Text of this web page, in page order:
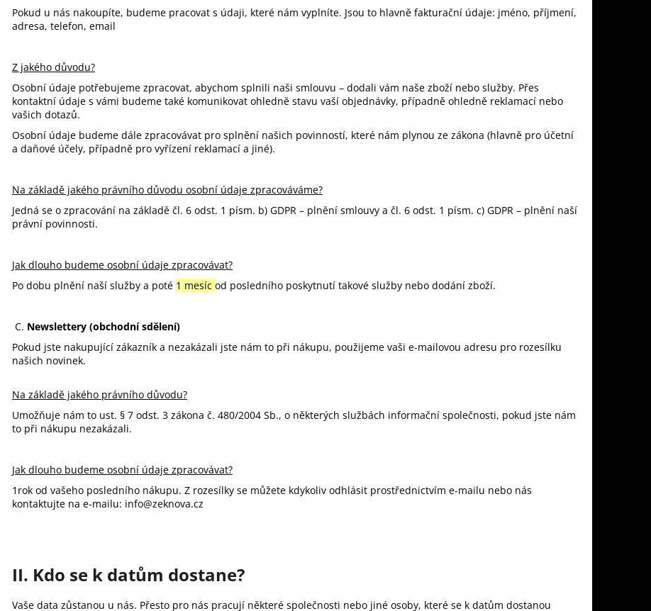
Pokud u nás nakoupíte, budeme pracovat s údaji, které nám vyplníte. Jsou to hlavně fakturační údaje: jméno, příjmení,
adresa, telefon, email
Z jakého důvodu?
Osobní údaje potřebujeme zpracovat, abychom splnili naši smlouvu – dodali vám naše zboží nebo služby. Přes
kontaktní údaje s vámi budeme také komunikovat ohledně stavu vaší objednávky, případně ohledně reklamací nebo
vašich dotazů.
Osobní údaje budeme dále zpracovávat pro splnění našich povinností, které nám plynou ze zákona (hlavně pro účetní
a daňové účely, případně pro vyřízení reklamací a jiné).
Na základě jakého právního důvodu osobní údaje zpracováváme?
Jedná se o zpracování na základě čl. 6 odst. 1 písm. b) GDPR – plnění smlouvy a čl. 6 odst. 1 písm. c) GDPR – plnění naší
právní povinnosti.
Jak dlouho budeme osobní údaje zpracovávat?
Po dobu plnění naší služby a poté 1 mesíc od posledního poskytnutí takové služby nebo dodání zboží.
C. Newslettery (obchodní sdělení)
Pokud jste nakupující zákazník a nezakázali jste nám to při nákupu, použijeme vaši e-mailovou adresu pro rozesílku
našich novinek.
Na základě jakého právního důvodu?
Umožňuje nám to ust. § 7 odst. 3 zákona č. 480/2004 Sb., o některých službách informační společnosti, pokud jste nám
to při nákupu nezakázali.
Jak dlouho budeme osobní údaje zpracovávat?
1rok od vašeho posledního nákupu. Z rozesílky se můžete kdykoliv odhlásit prostřednictvím e-mailu nebo nás
kontaktujte na e-mailu: info@zeknova.cz
II. Kdo se k datům dostane?
Vaše data zůstanou u nás. Přesto pro nás pracují některé společnosti nebo jiné osoby, které se k datům dostanou